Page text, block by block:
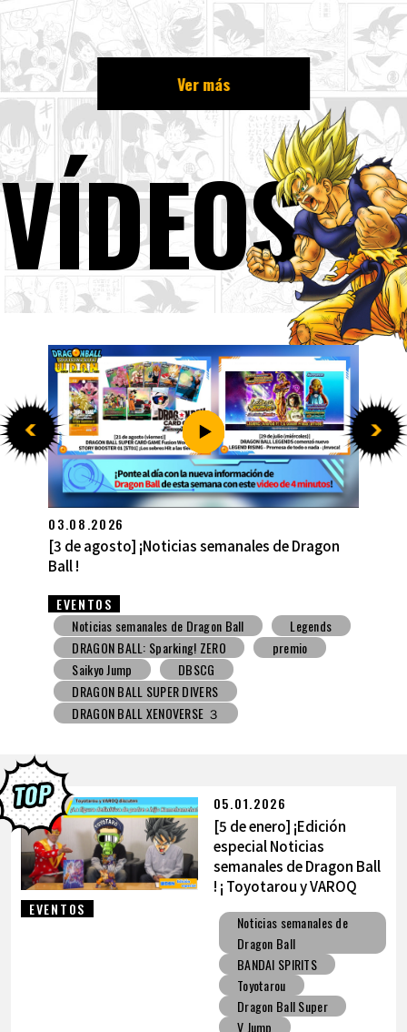
Ver más
VÍDEOS
27.07.2026
[27 de julio] ¡Noticias semanales de Dragon Ball
!
EVENTOS
Noticias semanales de Dragon Ball
Snack con juguete
V Jump
DBSCG
DRAGON BALL SUPER DIVERS
DRAGON BALL XENOVERSE ３
DRAGON BALL GEKISHIN SQUADRA
DRAGON BALL: Sparking! ZERO
Gashapon
BANDAI
EVENTOS
05.01.2026
[5 de enero] ¡Edición
especial Noticias
semanales de Dragon Ball
! ¡ Toyotarou y VAROQ
definitiva de
Kamehameha padre-hijo!
Noticias semanales de
Dragon Ball
BANDAI SPIRITS
Toyotarou
Dragon Ball Super
V Jump